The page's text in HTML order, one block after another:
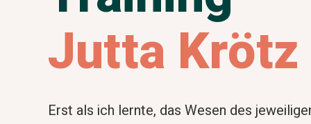
Jutta Krötz
Erst als ich lernte, das Wesen des